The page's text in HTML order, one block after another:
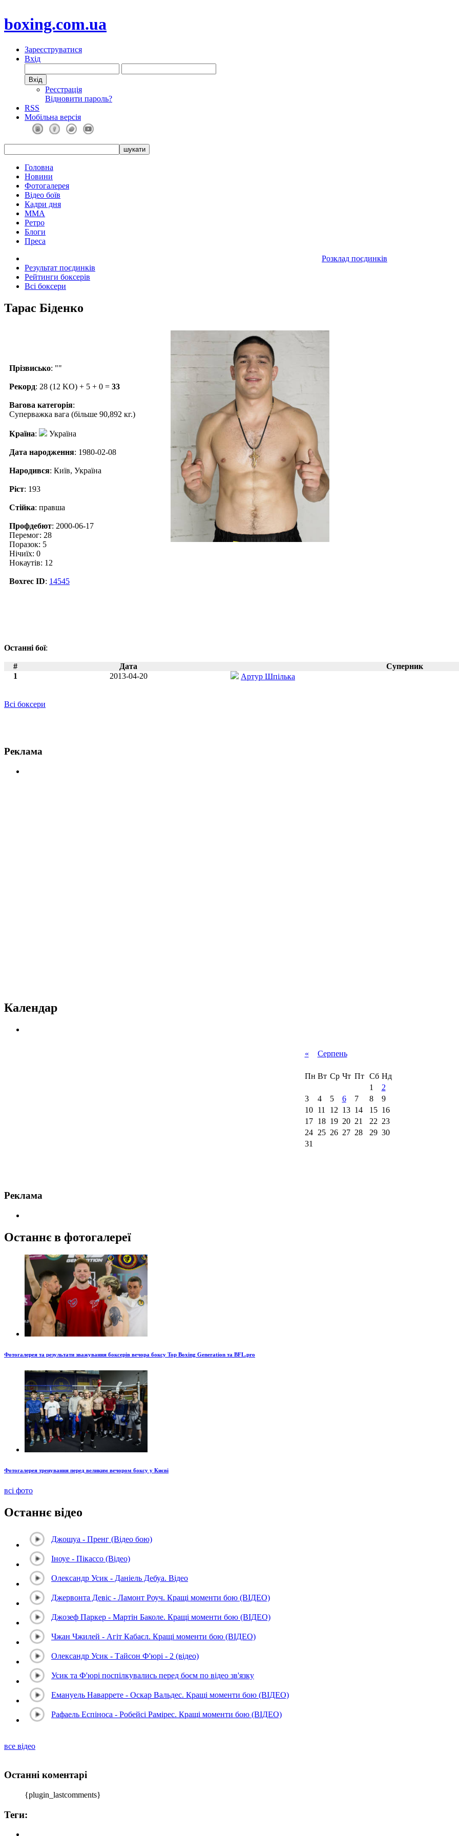
boxing.com.ua
Зареєструватися
Вхід
Реєстрація
Відновити пароль?
RSS
Мобільна версія
Головна
Новини
Фотогалерея
Відео боїв
Кадри дня
ММА
Ретро
Блоги
Преса
Розклад поєдинків
Результат поєдинків
Рейтинги боксерів
Всі боксери
Тарас Біденко
Прізвисько: ""
Рекорд: 28 (12 KO) + 5 + 0 = 33
Вагова категорія:
Суперважка вага (більше 90,892 кг.)
Країна: Україна
Дата народження: 1980-02-08
Народився: Київ, Україна
Ріст: 193
Стійка: правша
Профдебют: 2000-06-17
Перемог: 28
Поразок: 5
Нічиїх: 0
Нокаутів: 12
Boxrec ID: 14545
Останні бої:
# Дата
Суперник
1
2013-04-20 Артур Шпілька
Всі боксери
Реклама
Календар
« Серпень
Пн Вт Ср Чт Пт Сб Нд
1
2
3
4 5 6 7 8
9
10
11 12 13 14 15 16
17
18 19 20 21 22 23
24
25 26 27 28 29 30
31
Реклама
Останнє в фотогалереї
Фотогалерея та результати зважування боксерів вечора боксу Top Boxing Generation та BFL.pro
Фотогалерея тренування перед великим вечором боксу у Києві
всі фото
Останнє відео
Джошуа - Пренг (Відео бою)
Іноуе - Пікассо (Відео)
Олександр Усик - Даніель Дебуа. Відео
Джервонта Девіс - Ламонт Роуч. Кращі моменти бою (ВІДЕО)
Джозеф Паркер - Мартін Баколе. Кращі моменти бою (ВІДЕО)
Чжан Чжилей - Агіт Кабаєл. Кращі моменти бою (ВІДЕО)
Олександр Усик - Тайсон Ф'юрі - 2 (відео)
Усик та Ф'юрі поспілкувались перед боєм по відео зв'язку
Емануель Наваррете - Оскар Вальдес. Кращі моменти бою (ВІДЕО)
Рафаель Еспіноса - Робейсі Рамірес. Кращі моменти бою (ВІДЕО)
все відео
Останні коментарі
{plugin_lastcomments}
Теги: